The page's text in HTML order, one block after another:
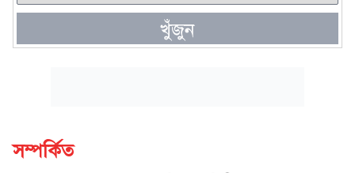
খুঁজুন
সম্পর্কিত